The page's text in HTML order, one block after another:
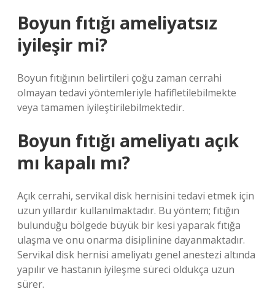
Boyun fıtığı ameliyatsız
iyileşir mi?
Boyun fıtığının belirtileri çoğu zaman cerrahi
olmayan tedavi yöntemleriyle hafifletilebilmekte
veya tamamen iyileştirilebilmektedir.
Boyun fıtığı ameliyatı açık
mı kapalı mı?
Açık cerrahi, servikal disk hernisini tedavi etmek için
uzun yıllardır kullanılmaktadır. Bu yöntem; fıtığın
bulunduğu bölgede büyük bir kesi yaparak fıtığa
ulaşma ve onu onarma disiplinine dayanmaktadır.
Servikal disk hernisi ameliyatı genel anestezi altında
yapılır ve hastanın iyileşme süreci oldukça uzun
sürer.